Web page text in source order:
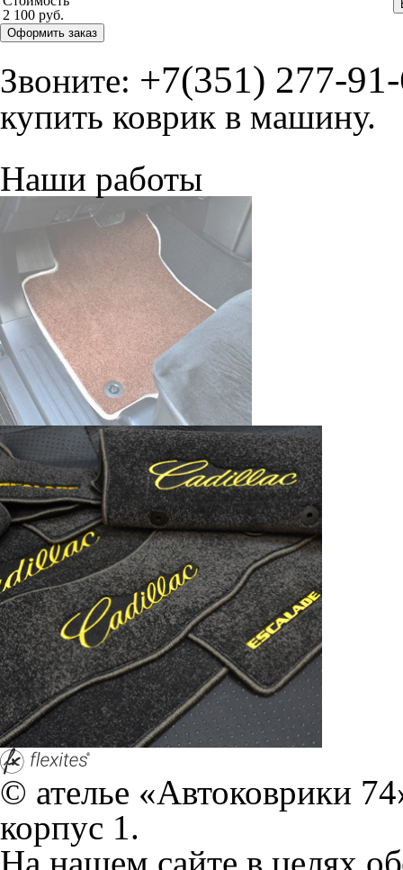
2 100 руб.
Оформить заказ
Звоните: +7(351) 277-
купить коврик в машину.
Наши работы
© ателье «Автоковрики
корпус 1.
На нашем сайте в целях
работоспособности
персональных данных,
браузером. Это,
и т.д. Если Вы
согласие на обработку
Положении по обработке
+7 (351) 277 91 67